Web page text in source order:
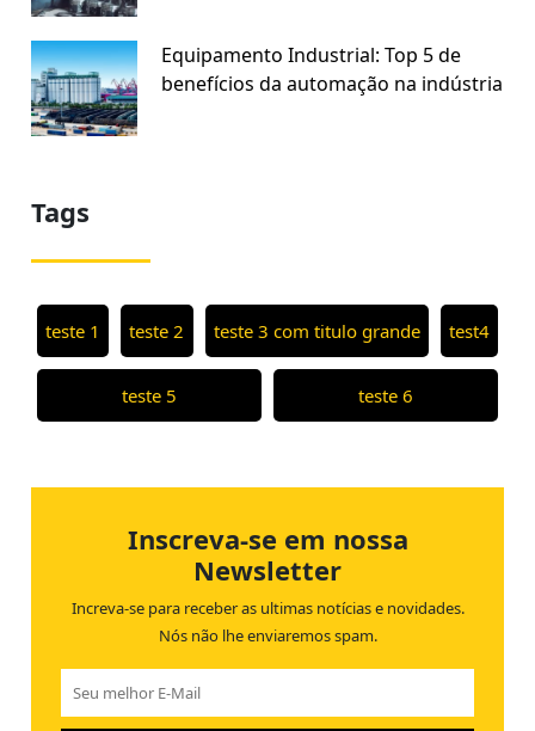
Equipamento Industrial: Top 5 de
benefícios da automação na indústria
Tags
teste 1 teste 2 teste 3 com titulo grande test4
teste 5 teste 6
Inscreva-se em nossa
Newsletter
Increva-se para receber asultimas notícias e novidades.
Nós não lhe enviaremos spam.